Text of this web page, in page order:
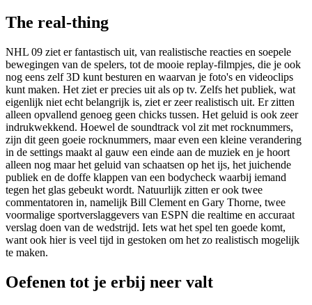
The real-thing
NHL 09 ziet er fantastisch uit, van realistische reacties en soepele
bewegingen van de spelers, tot de mooie replay-filmpjes, die je ook
nog eens zelf 3D kunt besturen en waarvan je foto's en videoclips
kunt maken. Het ziet er precies uit als op tv. Zelfs het publiek, wat
eigenlijk niet echt belangrijk is, ziet er zeer realistisch uit. Er zitten
alleen opvallend genoeg geen chicks tussen. Het geluid is ook zeer
indrukwekkend. Hoewel de soundtrack vol zit met rocknummers,
zijn dit geen goeie rocknummers, maar even een kleine verandering
in de settings maakt al gauw een einde aan de muziek en je hoort
alleen nog maar het geluid van schaatsen op het ijs, het juichende
publiek en de doffe klappen van een bodycheck waarbij iemand
tegen het glas gebeukt wordt. Natuurlijk zitten er ook twee
commentatoren in, namelijk Bill Clement en Gary Thorne, twee
voormalige sportverslaggevers van ESPN die realtime en accuraat
verslag doen van de wedstrijd. Iets wat het spel ten goede komt,
want ook hier is veel tijd in gestoken om het zo realistisch mogelijk
te maken.
Oefenen tot je erbij neer valt